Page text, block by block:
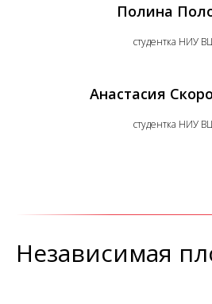
Полина
студентка НИУ
Анастасия
студентка НИУ
Независимая